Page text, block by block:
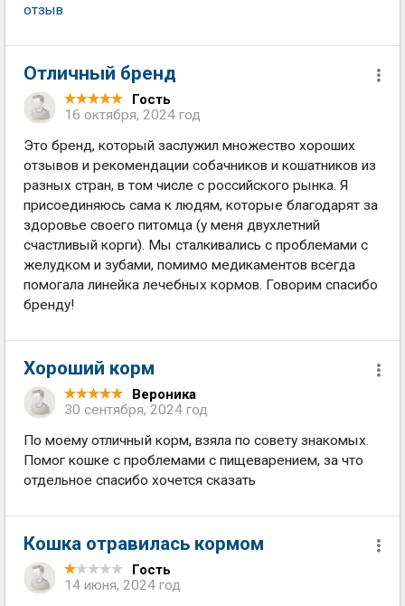
отзыв
Отличный бренд
Гость
16 октября, 2024 год
Это бренд, который заслужил множество хороших
отзывов и рекомендации собачников и кошатников из
разных стран, в том числе с российского рынка. Я
присоединяюсь сама к людям, которые благодарят за
здоровье своего питомца (у меня двухлетний
счастливый корги). Мы сталкивались с проблемами с
желудком и зубами, помимо медикаментов всегда
помогала линейка лечебных кормов. Говорим спасибо
бренду!
Хороший корм
Вероника
30 сентября, 2024 год
По моему отличный корм, взяла по совету знакомых.
Помог кошке с проблемами с пищеварением, за что
отдельное спасибо хочется сказать
Кошка отравилась кормом
Гость
14 июня, 2024 год